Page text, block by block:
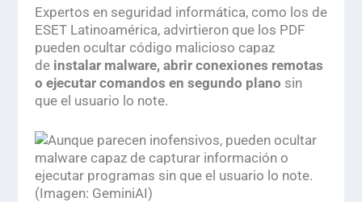
Expertos en seguridad informática, como los de
ESET Latinoamérica, advirtieron que los PDF
pueden ocultar código malicioso capaz
deinstalar malware, abrir conexiones remotas
o ejecutar comandos en segundo plano sin
que el usuario lo note.